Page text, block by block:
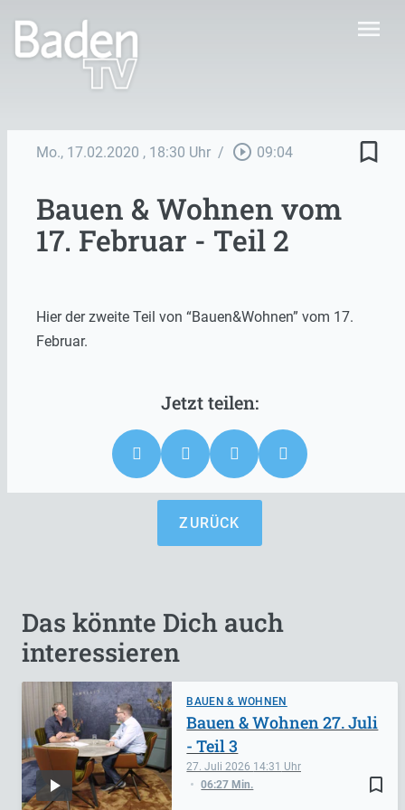
menu
Mo., 17.02.2020 , 18:30 Uhr / play_circle_outline 09:04 bookmark_border
Bauen & Wohnen vom
17. Februar - Teil 2
Hier der zweite Teil von “Bauen&Wohnen” vom 17.
Februar.
ZURÜCK
Das könnte Dich auch
interessieren
BAUEN & WOHNEN
bookmark_border
27. Juli 2026 14:31
06:27 Min.
Bauen & Wohnen 27. Juli
- Teil 3